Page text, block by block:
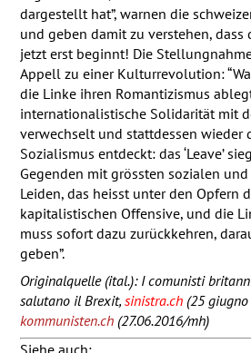
dargestellt hat”, warnen die
und geben damit zu verstehen, dass
jetzt erst beginnt! Die
Appell zu einer Kulturrevolution:
die Linke ihren Romantizismus
internationalistische Solidarität mit
verwechselt und stattdessen wieder
Sozialismus entdeckt: das ‘Leave’
Gegenden mit grössten sozialen
Leiden, das heisst unter den Opfern
kapitalistischen Offensive, und die
muss sofort dazu zurückkehren,
geben”.
Originalquelle (ital.): I comunisti
salutano il Brexit, sinistra.ch(25 giugno
kommunisten.ch(27.06.2016/mh)
Siehe auch: